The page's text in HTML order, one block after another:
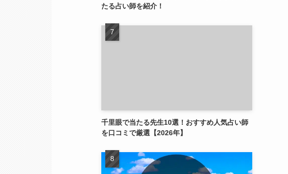
たる占い師を紹介！
千里眼で当たる先生10選！おすすめ人気占い師
を口コミで厳選【2026年】